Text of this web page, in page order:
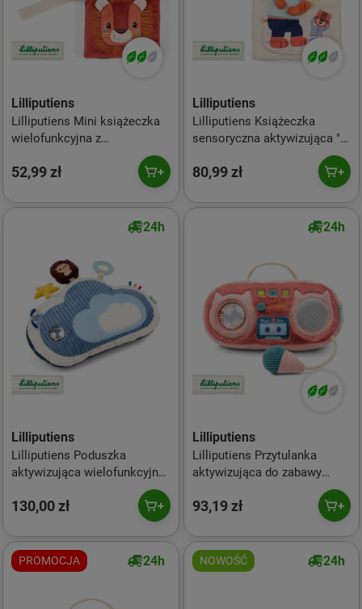
Lilliputiens
Lilliputiens Mini książeczka
wielofunkcyjna z
gryzakiem Lew Jack 6m+
52,99 zł
Lilliputiens
Lilliputiens Książeczka
sensoryczna aktywizująca "A
80,99 zł
24h
Lilliputiens
Lilliputiens Poduszka
aktywizująca wielofunkcyjna
130,00 zł
24h
Lilliputiens
Lilliputiens Przytulanka
aktywizująca do zabawy
Radio Kotka Jeanne 9m+
93,19 zł
PROMOCJA 24h NOWOŚĆ 24h